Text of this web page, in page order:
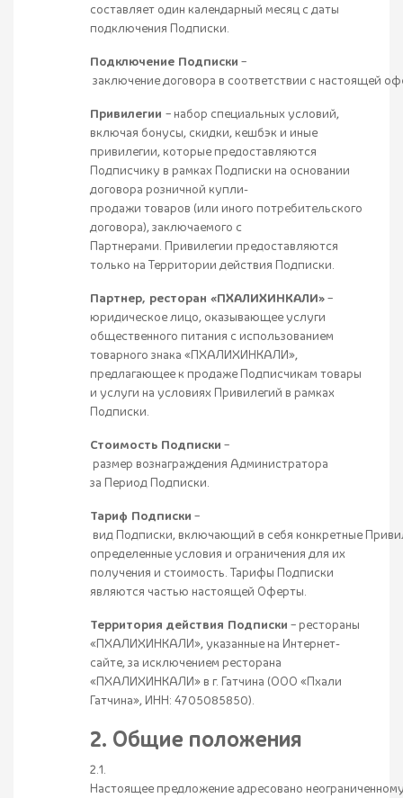
составляет один календарный месяц с даты
подключения Подписки.
Подключение Подписки –
заключение договора в соответствии с настоящей
Привилегии – набор специальных условий,
включая бонусы, скидки, кешбэк и иные
привилегии, которые предоставляются
Подписчику в рамках Подписки на основании
договора розничной купли-
продажи товаров (или иного потребительского
договора), заключаемого с
Партнерами. Привилегии предоставляются
только на Территории действия Подписки.
Партнер, ресторан «ПХАЛИХИНКАЛИ»–
юридическое лицо, оказывающее услуги
общественного питания с использованием
товарного знака «ПХАЛИХИНКАЛИ»,
предлагающее к продаже Подписчикам товары
и услуги на условиях Привилегий в рамках
Подписки.
Стоимость Подписки –
размер вознаграждения Администратора
за Период Подписки.
Тариф Подписки –
вид Подписки, включающий в себя конкретные
определенные условия и ограничения для их
получения и стоимость. Тарифы Подписки
являются частью настоящей Оферты.
Территория действия Подписки – рестораны
«ПХАЛИХИНКАЛИ», указанные на Интернет-
сайте, за исключением ресторана
«ПХАЛИХИНКАЛИ» в г. Гатчина (ООО «Пхали
Гатчина», ИНН: 4705085850).
2. Общие положения
2.1.
Настоящее предложение адресовано